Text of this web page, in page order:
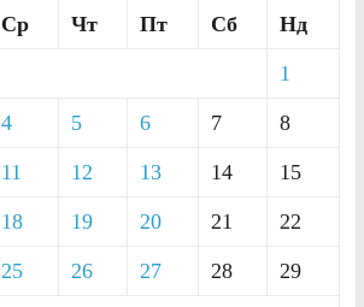
Ср Чт Пт Сб Нд
1
4 5 6 7 8
11 12 13 14 15
18 19 20 21 22
25 26 27 28 29